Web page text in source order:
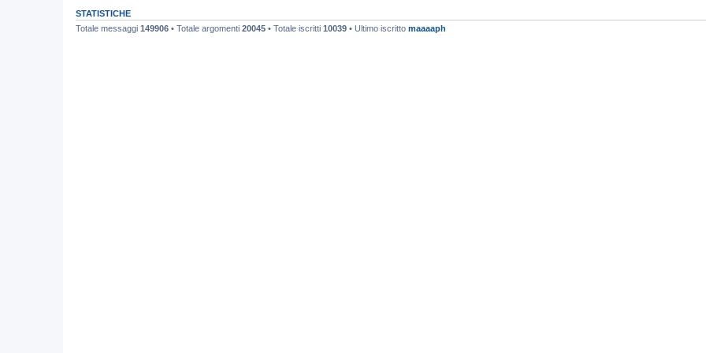
STATISTICHE
Totale messaggi 149906 • Totale argomenti 20045 • Totale iscritti 10039 • Ultimo iscritto maaaaph